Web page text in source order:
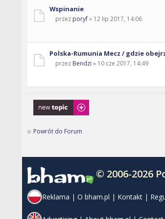
Wspinanie
przez poryf» 12 lip 2017, 14:06
Polska-Rumunia Mecz / gdzie
przez Bendzi » 10 cze 2017, 14:49
Napisz wątek
Powrót do Forum
© 2006-2026
Reklama | O bham.pl | Kontakt |